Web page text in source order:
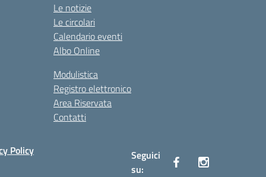
Le notizie
Le circolari
Calendario eventi
Albo Online
Modulistica
Registro elettronico
Area Riservata
Contatti
Policy
Seguici
su: